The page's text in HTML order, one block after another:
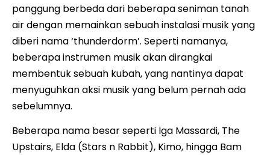
panggung berbeda dari beberapa seniman tanah
air dengan memainkan sebuah instalasi musik yang
diberi nama ‘thunderdorm’. Seperti namanya,
beberapa instrumen musik akan dirangkai
membentuk sebuah kubah, yang nantinya dapat
menyuguhkan aksi musik yang belum pernah ada
sebelumnya.
Beberapa nama besar seperti Iga Massardi, The
Upstairs, Elda (Stars n Rabbit), Kimo, hingga Bam